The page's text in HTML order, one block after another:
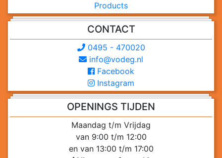
Products
CONTACT
0495 - 470020
info@vodeg.nl
Facebook
Instagram
OPENINGS TIJDEN
Maandag t/m Vrijdag
van 9:00 t/m 12:00
en van 13:00 t/m 17:00